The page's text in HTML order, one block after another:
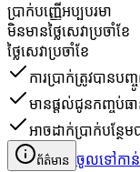
ប្រាក់បញ្ញើអប្បបរមា
មិនមានថ្លៃសេវាប្រចាំខែ
ថ្លៃសេវាប្រចាំខែ
ការប្រាក់ត្រូវបានប
មានផ្តល់ជូនកញ្ចប់ធ
អាចដាក់ប្រាក់បន្ថែ
ព័ត៌មាន ចូលទៅកា